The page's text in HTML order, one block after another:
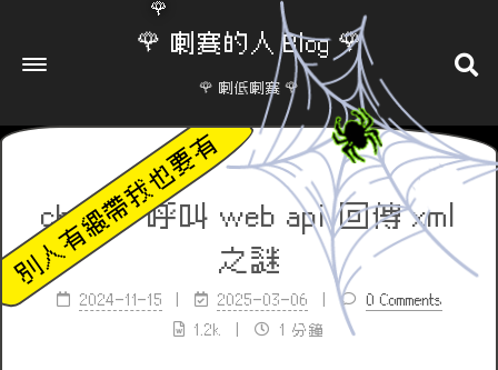
🌹 喇賽的人 Blog 🌹
🌹 喇低喇賽 🌹
chrome 呼叫 web api 回傳 xml
之謎
2024-11-15 2025-03-06
0 Comments
1.2k
1 分鐘